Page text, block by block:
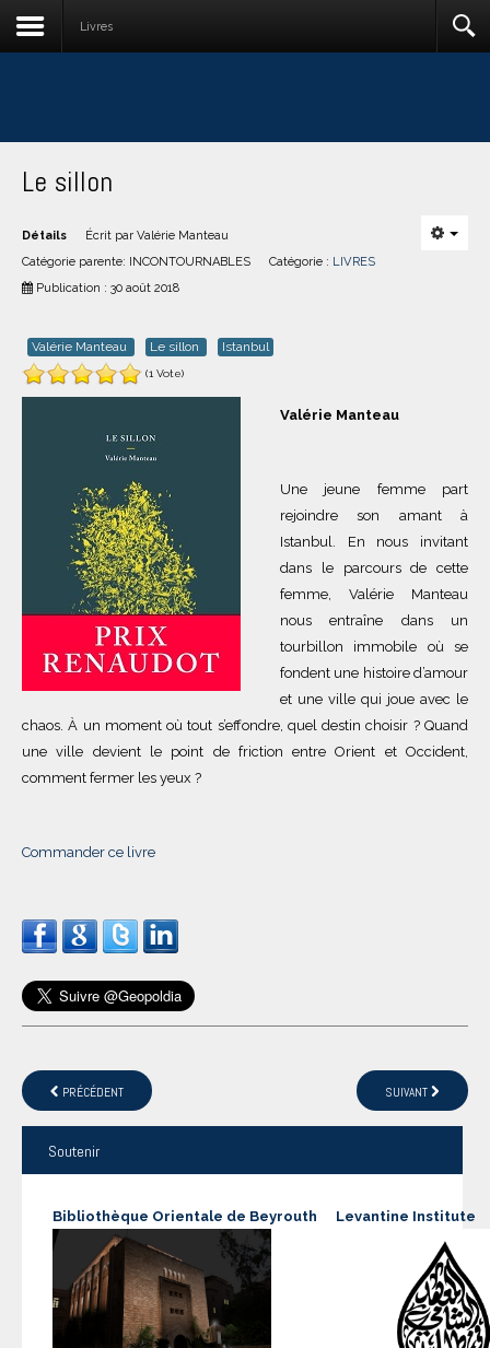
Livres
Le sillon
Détails Écrit par Valérie Manteau
Catégorie parente: INCONTOURNABLES Catégorie : LIVRES
Publication : 30 août 2018
Valérie Manteau Le sillon Istanbul
(1 Vote)
Valérie Manteau
Une jeune femme part
rejoindre son amant à
Istanbul. En nous invitant
dans le parcours de cette
femme, Valérie Manteau
nous entraîne dans un
tourbillon immobile où se
fondent une histoire d’amour
et une ville qui joue avec le
chaos. À un moment où tout s’effondre, quel destin choisir ? Quand
une ville devient le point de friction entre Orient et Occident,
comment fermer les yeux ?
Commander ce livre
PRÉCÉDENT SUIVANT
Soutenir
Bibliothèque Orientale de Beyrouth Levantine Institute